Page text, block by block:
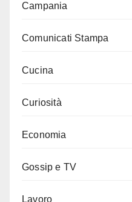
Campania
Comunicati Stampa
Cucina
Curiosità
Economia
Gossip e TV
Lavoro